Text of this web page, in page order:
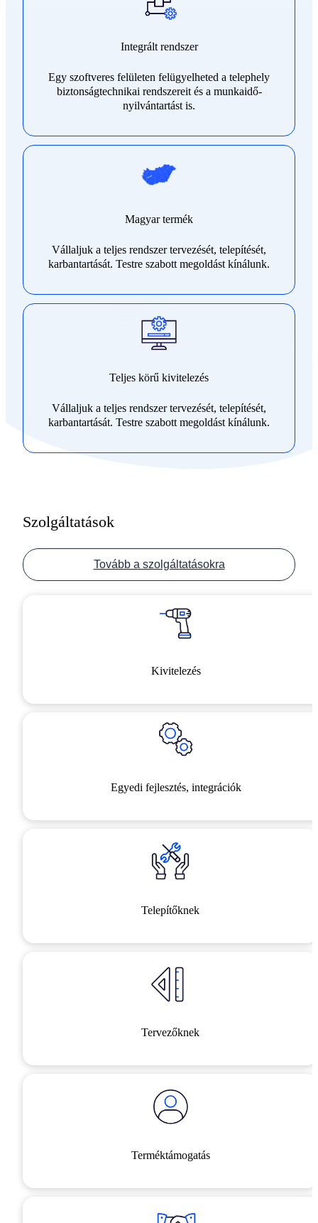
Integrált rendszer
Egy szoftveres felületen felügyelheted a telephely
biztonságtechnikai rendszereit és a munkaidő-
nyilvántartást is.
Magyar termék
Vállaljuk a teljes rendszer tervezését, telepítését,
karbantartását. Testre szabott megoldást kínálunk.
Teljes körű kivitelezés
Vállaljuk a teljes rendszer tervezését, telepítését,
karbantartását. Testre szabott megoldást kínálunk.
Szolgáltatások
Tovább a szolgáltatásokra
Kivitelezés
Egyedi fejlesztés, integrációk
Telepítőknek
Tervezőknek
Terméktámogatás